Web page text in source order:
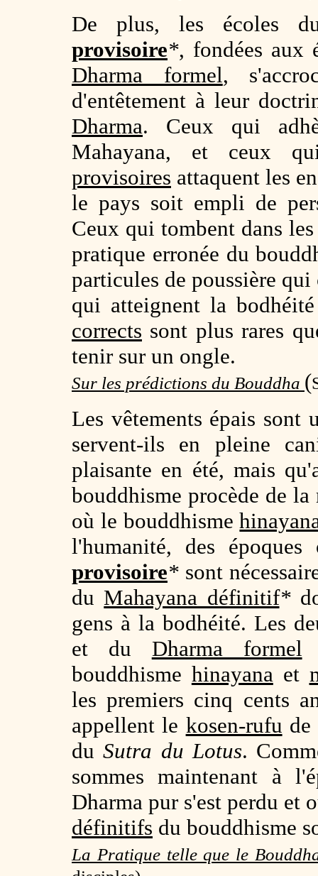
De plus, les écoles
provisoire*, fondées aux
Dharma formel,
d'entêtement à leur
Dharma. Ceux qui
Mahayana, et ceux
provisoires attaquent les
le pays soit empli de
Ceux qui tombent dans
pratique erronée du
particules de poussière
qui atteignent la
corrects sont plus rares
tenir sur un ongle.
Sur les prédictions du Bouddha (
Les vêtements épais
servent-ils en pleine
plaisante en été, mais
bouddhisme procède de
où le bouddhisme
l'humanité, des
provisoire* sont
du Mahayana définitif*
gens à la bodhéité. Les
et du Dharma formel
bouddhisme hinayanaet
les premiers cinq cents
appellent le kosen-rufu
duSutra du Lotus.
sommes maintenant à
Dharma pur s'est perdu et
définitifs du bouddhisme
La Pratique telle que le